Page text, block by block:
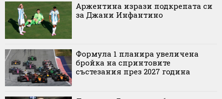
Аржентина изрази подкрепата си
за Джани Инфантино
Формула 1 планира увеличена
бройка на спринтовите
състезания през 2027 година